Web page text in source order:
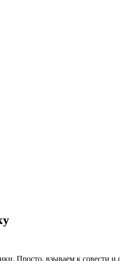
Просто, взываем к совести и